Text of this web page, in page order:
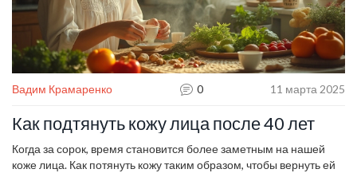
Вадим Крамаренко 0 11 марта 2025
Как подтянуть кожу лица после 40 лет
Когда за сорок, время становится более заметным на нашей
коже лица. Как потянуть кожу таким образом, чтобы вернуть ей